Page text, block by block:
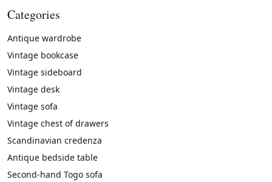
Categories
Antique wardrobe
Vintage bookcase
Vintage sideboard
Vintage desk
Vintage sofa
Vintage chest of drawers
Scandinavian credenza
Antique bedside table
Second-hand Togo sofa